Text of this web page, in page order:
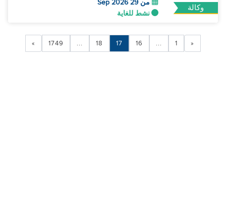
وكالة
من 29 Sep 2026
نشط للغاية
«
1
...
16
17
18
...
1749
»